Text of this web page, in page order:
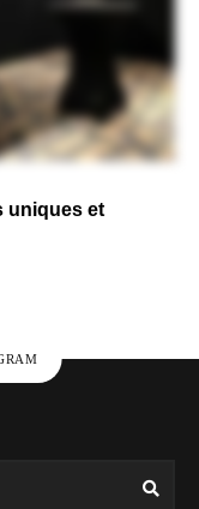
uniques et